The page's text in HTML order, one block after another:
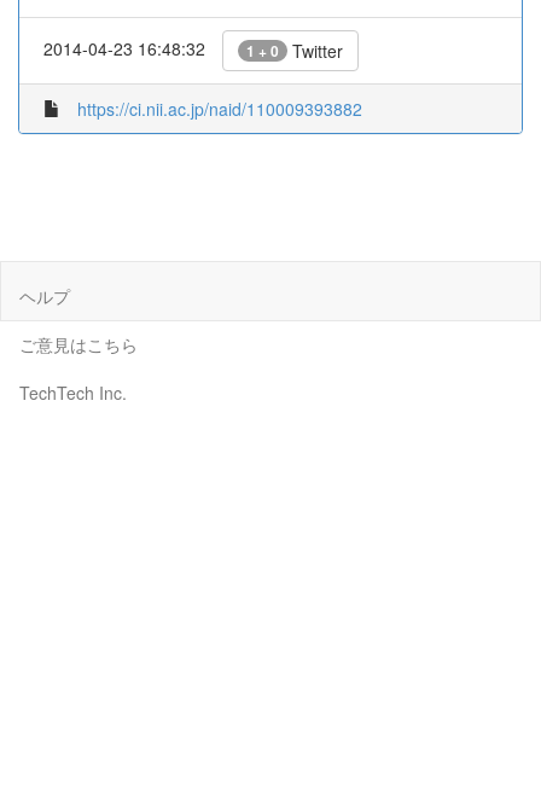
2014-04-23 16:48:32 1 + 0 Twitter
https://ci.nii.ac.jp/naid/110009393882
ヘルプ
ご意見はこちら
TechTech Inc.